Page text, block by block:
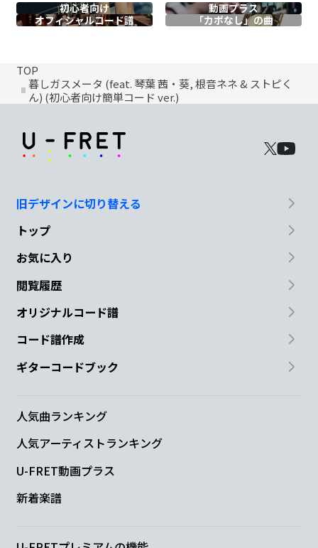
初心者向け
動画プラス
オフィシャルコード譜 「カポなし」の曲
TOP
暮しガスメータ (feat. 琴葉 茜・葵, 根音ネネ & ストピく
ん) (初心者向け簡単コード ver.)
旧デザインに切り替える
トップ
お気に入り
閲覧履歴
オリジナルコード譜
コード譜作成
ギターコードブック
人気曲ランキング
人気アーティストランキング
U-FRET動画プラス
新着楽譜